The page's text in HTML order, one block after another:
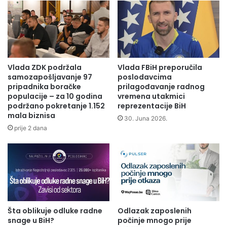
Ukoliko ispunjavate navedene uslove svoju biografiju
možete dostaviti na e-mail adresu posao@alma-ras.com,
lično u prostorijama firme ili poštom na adresu:
ALMA-RAS d.o.o.
HR odjel
Olovske Luke bb
71340 OLOVO
Oglas ostaje otvoren 15 dana od dana objave, odnosno do
e
k
u
j
e
"
M
o
š
e
M
a
g
l
a
a
k
c
i
j
o
m
u
O
l
o
v
i
l
j
e
ž
e
Vlada ZDK podržala
samozapošljavanje 97
pripadnika boračke
populacije – za 10 godina
podržano pokretanje 1.152
mala biznisa
prije 2 dana
Vlada FBiH preporučila
poslodavcima
prilagođavanje radnog
vremena utakmici
reprezentacije BiH
30. Juna 2026.
Šta oblikuje odluke radne
snage u BiH?
Odlazak zaposlenih
počinje mnogo prije